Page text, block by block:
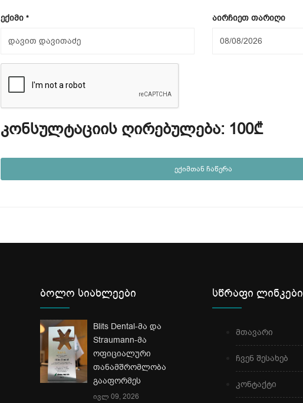
ექიმი * აირჩიეთ თარიღი
კონსულტაციის ღირებულება: 100₾
ექიმთან ჩაწერა
ბოლო სიახლეები
Blits Dental-მა და
Straumann-მა
ოფიციალური
თანამშრომლობა
გააფორმეს
ივლ 09, 2026
სწრაფი ლინკები
მთავარი
ჩვენ შესახებ
კონტაქტი